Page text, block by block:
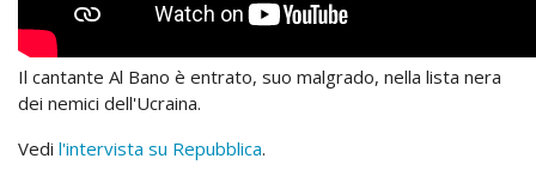
Il cantante Al Bano è entrato, suo malgrado, nella lista nera
dei nemici dell'Ucraina.
Vedi l'intervista su Repubblica.